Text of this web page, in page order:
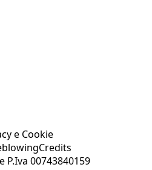
e Cookie
Credits
00743840159